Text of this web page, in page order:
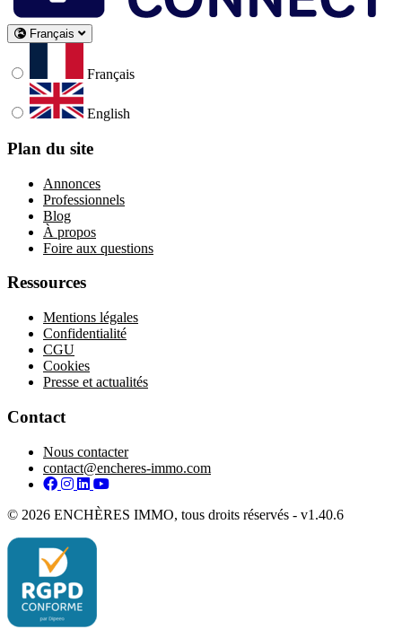
Français
Français
English
Plan du site
Annonces
Professionnels
Blog
À propos
Foire aux questions
Ressources
Mentions légales
Confidentialité
CGU
Cookies
Presse et actualités
Contact
Nous contacter
contact@encheres-immo.com
Facebook
Instagram
LinkedIn
YouTube
© 2026 ENCHÈRES IMMO, tous droits réservés - v1.40.6